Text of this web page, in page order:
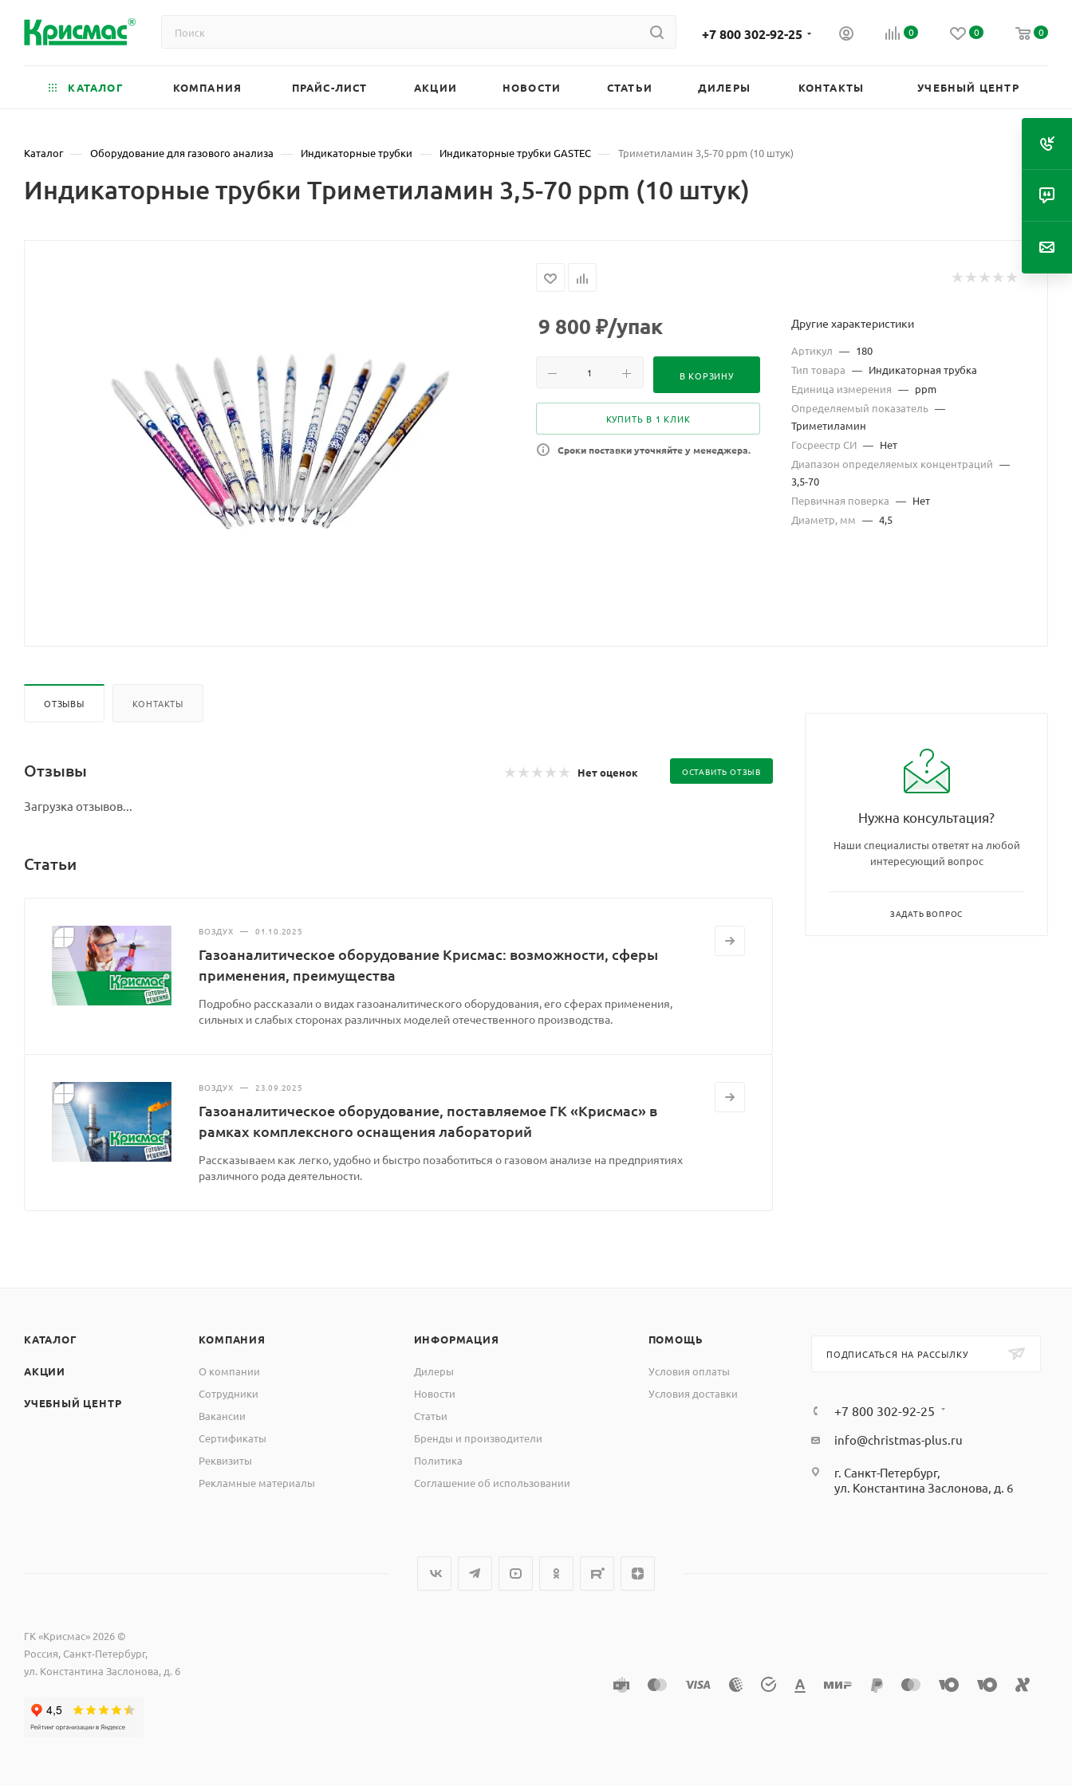
+7 800 302-92-25 0 0 0
КАТАЛОГ КОМПАНИЯ ПРАЙС-ЛИСТ АКЦИИ НОВОСТИ СТАТЬИ ДИЛЕРЫ КОНТАКТЫ УЧЕБНЫЙ ЦЕНТР
Каталог — Оборудование для газового анализа — Индикаторные трубки — Индикаторные трубки GASTEC — Триметиламин 3,5-70 ppm (10 штук)
Индикаторные трубки Триметиламин 3,5-70 ppm (10 штук)
9 800 ₽/упак
В КОРЗИНУ
КУПИТЬ В 1 КЛИК
Сроки поставки уточняйте у менеджера.
Другие характеристики
Артикул — 180
Тип товара — Индикаторная трубка
Единица измерения — ppm
Определяемый показатель —
Триметиламин
Госреестр СИ — Нет
Диапазон определяемых концентраций —
3,5-70
Первичная поверка — Нет
Диаметр, мм — 4,5
ОТЗЫВЫ КОНТАКТЫ
Отзывы Нет оценок ОСТАВИТЬ ОТЗЫВ
Загрузка отзывов...
Статьи
ВОЗДУХ — 01.10.2025
Газоаналитическое оборудование Крисмас: возможности, сферы
применения, преимущества
Подробно рассказали о видах газоаналитического оборудования, его сферах применения,
сильных и слабых сторонах различных моделей отечественного производства.
ВОЗДУХ — 23.09.2025
Газоаналитическое оборудование, поставляемое ГК «Крисмас» в
рамках комплексного оснащения лабораторий
Рассказываем как легко, удобно и быстро позаботиться о газовом анализе на предприятиях
различного рода деятельности.
Нужна консультация?
Наши специалисты ответят на любой
интересующий вопрос
ЗАДАТЬ ВОПРОС
КАТАЛОГ
АКЦИИ
УЧЕБНЫЙ ЦЕНТР
КОМПАНИЯ
О компании
Сотрудники
Вакансии
Сертификаты
Реквизиты
Рекламные материалы
ИНФОРМАЦИЯ
Дилеры
Новости
Статьи
Бренды и производители
Политика
Соглашение об использовании
ПОМОЩЬ
Условия оплаты
Условия доставки
ПОДПИСАТЬСЯ НА РАССЫЛКУ
+7 800 302-92-25
info@christmas-plus.ru
г. Санкт-Петербург,
ул. Константина Заслонова, д. 6
ГК «Крисмас» 2026 ©
Россия, Санкт-Петербург,
ул. Константина Заслонова, д. 6